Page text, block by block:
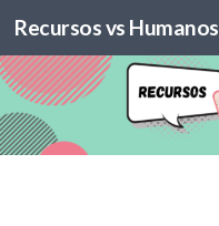
Skip to content
Recursos vs Humanos